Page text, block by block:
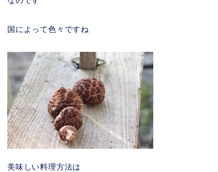
国によって色々ですね
美味しい料理方法は